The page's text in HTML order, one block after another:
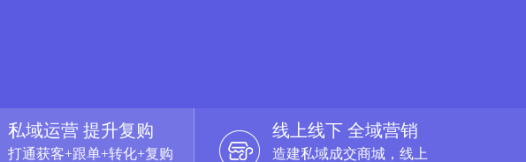
私域运营 提升复购
打通获客+跟单+转化+复购
线上线下 全域营销
造建私域成交商城，线上